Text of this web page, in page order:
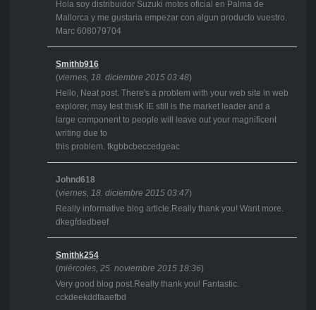
Hola soy distribuidor Suzuki motos oficial en Palma de
Mallorca y me gustaria empezar con algun producto vuestro.
Marc 608079704
Smithb916
(viernes, 18. diciembre 2015 03:48)
Hello, Neat post. There's a problem with your web site in web
explorer, may test thisK IE still is the market leader and a
large component to people will leave out your magnificent
writing due to
this problem. fkgbbcbeccedgeac
Johnd618
(viernes, 18. diciembre 2015 03:47)
Really informative blog article.Really thank you! Want more.
dkegfdedbeef
Smithk254
(miércoles, 25. noviembre 2015 18:36)
Very good blog post.Really thank you! Fantastic.
cckdeekddfaaefbd